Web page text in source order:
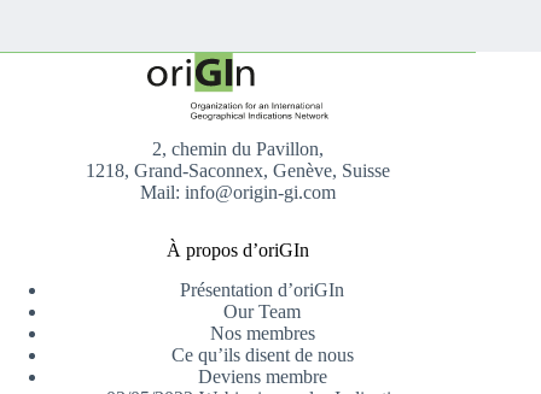
2, chemin du Pavillon,
1218, Grand-Saconnex, Genève, Suisse
Mail: info@origin-gi.com
À propos d’oriGIn
Présentation d’oriGIn
Our Team
Nos membres
Ce qu’ils disent de nous
Deviens membre